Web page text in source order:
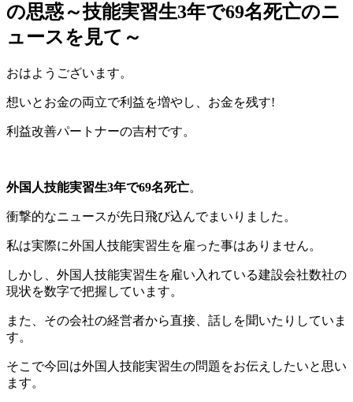
の思惑～技能実習生3年で69名死亡のニ
ュースを見て～
おはようございます。
想いとお金の両立で利益を増やし、お金を残す!
利益改善パートナーの吉村です。
外国人技能実習生3年で69名死亡。
衝撃的なニュースが先日飛び込んでまいりました。
私は実際に外国人技能実習生を雇った事はありません。
しかし、外国人技能実習生を雇い入れている建設会社数社の
現状を数字で把握しています。
また、その会社の経営者から直接、話しを聞いたりしていま
す。
そこで今回は外国人技能実習生の問題をお伝えしたいと思い
ます。